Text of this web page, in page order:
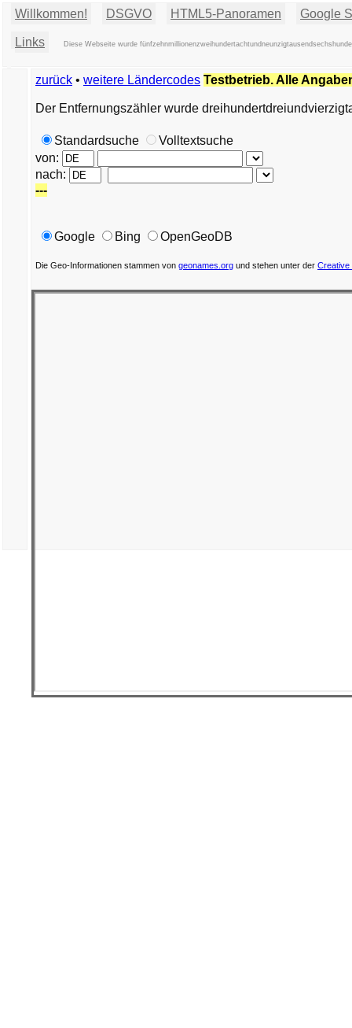
Willkommen! DSGVO HTML5-Panoramen Google
Links Diese Webseite wurde
zurück • weitere Ländercodes Testbetrieb. Alle
Der Entfernungszähler wurde
Standardsuche
Volltextsuche
von:
nach:
---
Google Bing OpenGeoDB
Die Geo-Informationen stammen von geonames.org und stehen unter der Creative